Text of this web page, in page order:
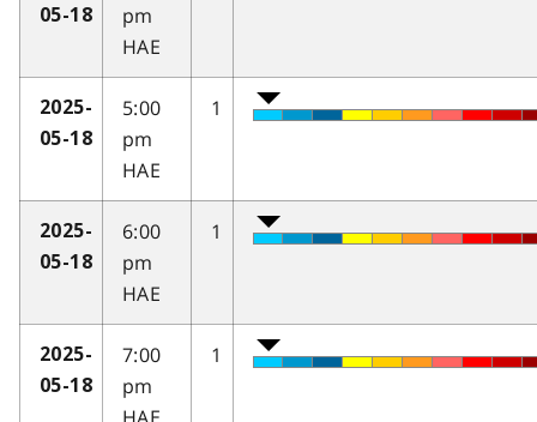
05-18
pm
HAE
2025-
05-18
5:00
pm
HAE
1
2025-
05-18
6:00
pm
HAE
1
2025-
05-18
7:00
pm
1